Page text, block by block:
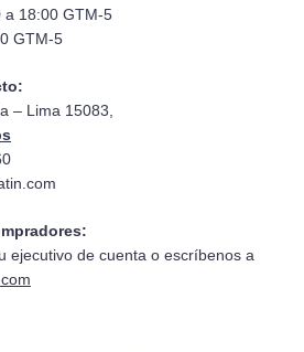
a 18:00 GTM-5
GTM-5
– Lima 15083,
ejecutivo de cuenta o escríbenos a